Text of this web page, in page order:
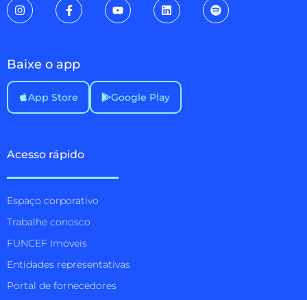
Baixe o app
App Store Google Play
Acesso rápido
Espaço corporativo
Trabalhe conosco
FUNCEF Imóveis
Entidades representativas
Portal de fornecedores